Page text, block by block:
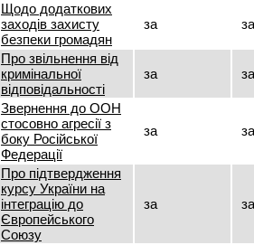
Щодо додаткових
заходів захисту
безпеки громадян
за за
Про звільнення від
кримінальної
відповідальності
за за
Звернення до ООН
стосовно агресії з
боку Російської
Федерації
за за
Про підтвердження
курсу України на
інтеграцію до
Європейського
Союзу
за за